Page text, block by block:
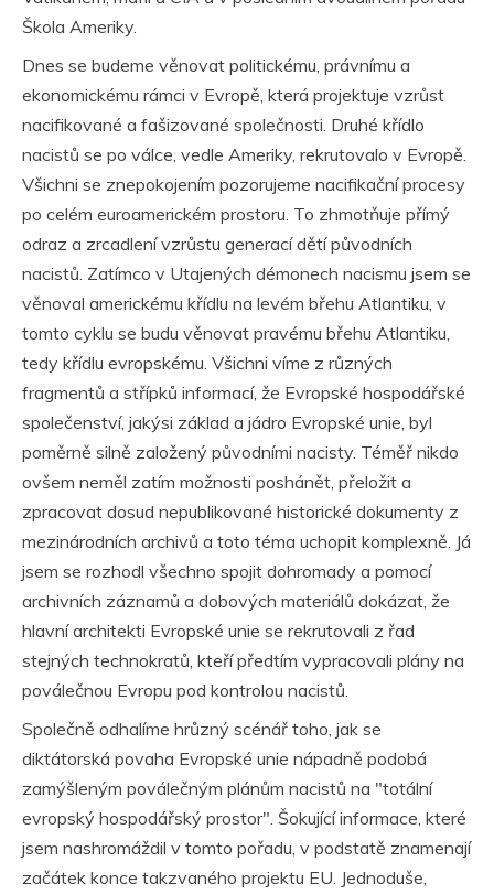
Škola Ameriky.
Dnes se budeme věnovat politickému, právnímu a
ekonomickému rámci v Evropě, která projektuje vzrůst
nacifikované a fašizované společnosti. Druhé křídlo
nacistů se po válce, vedle Ameriky, rekrutovalo v Evropě.
Všichni se znepokojením pozorujeme nacifikační procesy
po celém euroamerickém prostoru. To zhmotňuje přímý
odraz a zrcadlení vzrůstu generací dětí původních
nacistů. Zatímco v Utajených démonech nacismu jsem se
věnoval americkému křídlu na levém břehu Atlantiku, v
tomto cyklu se budu věnovat pravému břehu Atlantiku,
tedy křídlu evropskému. Všichni víme z různých
fragmentů a střípků informací, že Evropské hospodářské
společenství, jakýsi základ a jádro Evropské unie, byl
poměrně silně založený původními nacisty. Téměř nikdo
ovšem neměl zatím možnosti poshánět, přeložit a
zpracovat dosud nepublikované historické dokumenty z
mezinárodních archivů a toto téma uchopit komplexně. Já
jsem se rozhodl všechno spojit dohromady a pomocí
archivních záznamů a dobových materiálů dokázat, že
hlavní architekti Evropské unie se rekrutovali z řad
stejných technokratů, kteří předtím vypracovali plány na
poválečnou Evropu pod kontrolou nacistů.
Společně odhalíme hrůzný scénář toho, jak se
diktátorská povaha Evropské unie nápadně podobá
zamýšleným poválečným plánům nacistů na "totální
evropský hospodářský prostor". Šokující informace, které
jsem nashromáždil v tomto pořadu, v podstatě znamenají
začátek konce takzvaného projektu EU. Jednoduše,